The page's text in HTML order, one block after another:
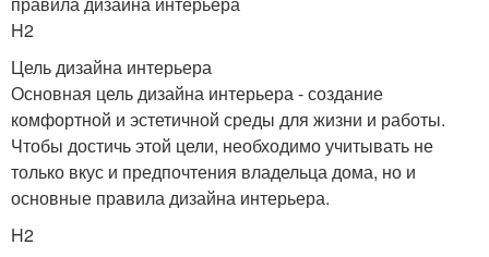
H2
Цель дизайна интерьера
Основная цель дизайна интерьера - создание
комфортной и эстетичной среды для жизни и работы.
Чтобы достичь этой цели, необходимо учитывать не
только вкус и предпочтения владельца дома, но и
основные правила дизайна интерьера.
H2